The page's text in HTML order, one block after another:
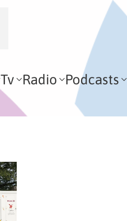
Tv Radio Podcasts